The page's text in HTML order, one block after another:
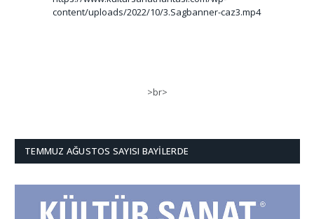
content/uploads/2022/10/3.Sagbanner-caz3.mp4
>br>
TEMMUZ AĞUSTOS SAYISI BAYILERDE